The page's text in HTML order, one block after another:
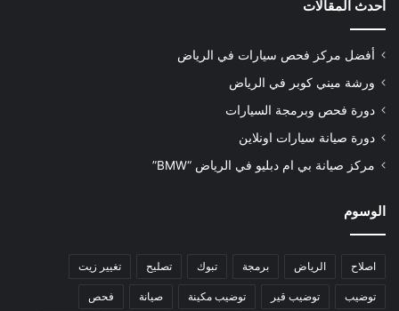
أحدث المقالات
أفضل مركز فحص سيارات في الرياض
ورشة ميني كوبر في الرياض
دورة فحص وبرمجة السيارات
دورة صيانة سيارات اونلاين
مركز صيانة بي ام دبليو في الرياض “BMW”
الوسوم
اصلاح الرياض برمجة تبوك تصليح تغيير زيت
توضيب توضيب قير توضيب مكينة صيانة فحص